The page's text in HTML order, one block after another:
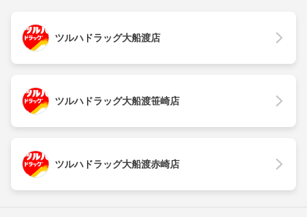
ツルハドラッグ大船渡店
ツルハドラッグ大船渡笹崎店
ツルハドラッグ大船渡赤崎店